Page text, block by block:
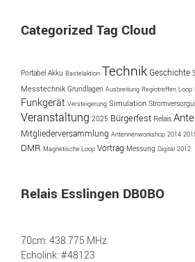
Categorized Tag Cloud
Portabel Akku Bastelaktion TechnikGeschichte
Messtechnik Grundlagen Ausbreitung Regiotreffen Loop
Funkgerät Versteigerung Simulation
Veranstaltung 2025 Bürgerfest Relais
Mitgliederversammlung Antennenworkshop 2014
DMR Magnetische Loop Vortrag Messung Digital 2012
Relais Esslingen DB0BO
70cm: 438.775 MHz
Echolink: #48123